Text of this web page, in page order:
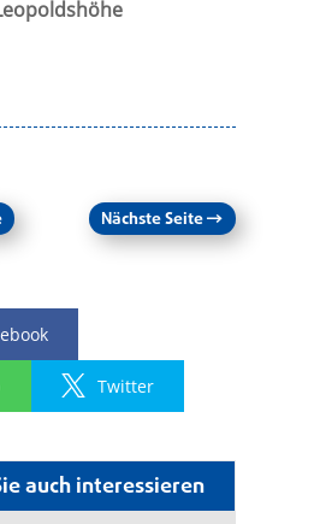
auch interessieren
Nächste Seite→
Twitter